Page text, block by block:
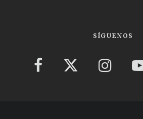
SÍGUENOS